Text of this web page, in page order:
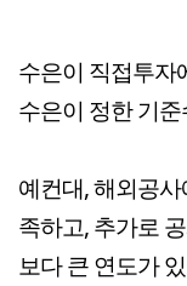
수은이 직접투자
수은이 정한 기
예컨대, 해외공
족하고, 추가로
보다 큰 연도가